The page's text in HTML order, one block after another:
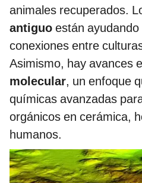
animales recuperados.
antiguo están
conexiones entre
Asimismo, hay avances
molecular, un enfoque
químicas avanzadas
orgánicos en cerámica,
humanos.